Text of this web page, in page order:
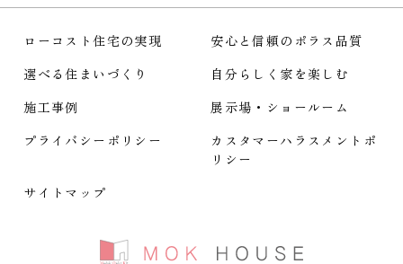
ローコスト住宅の実現
安心と信頼のポラス品質
選べる住まいづくり
自分らしく家を楽しむ
施工事例
展示場・ショールーム
プライバシーポリシー
カスタマーハラスメント ポ
リシー
サイトマップ